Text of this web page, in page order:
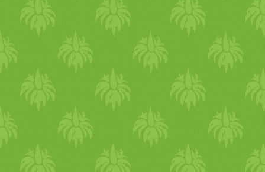
legyél. Lásd a változás
szükségességét, mert ha
ugyanazt csinálod mint
akkor sajnos ugyanazt az
eredményt fogod kapni. A